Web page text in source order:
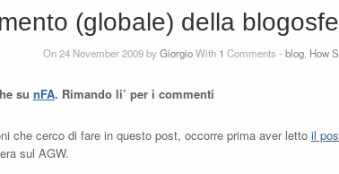
(globale) della
On 24 November 2009 byGiorgioWith 1 Comments - blog How
su nFA. Rimando li’ per i commenti
che cerco di fare in questo post, occorre prima aver letto il
sul AGW.